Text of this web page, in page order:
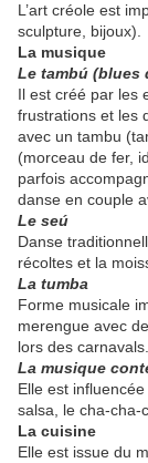
L’art créole est
sculpture, bijoux).
La musique
Le tambú (blues
Il est créé par les
frustrations et les
avec un tambu
(morceau de fer,
parfois
danse en couple
Le seú
Danse
récoltes et la
La tumba
Forme musicale
merengue avec
lors des carnavals.
La musique
Elle est
salsa, le cha-cha-
La cuisine
Elle est issue du